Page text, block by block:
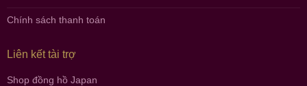
Chính sách thanh toán
Liên kết tài trợ
Shop đồng hồ Japan